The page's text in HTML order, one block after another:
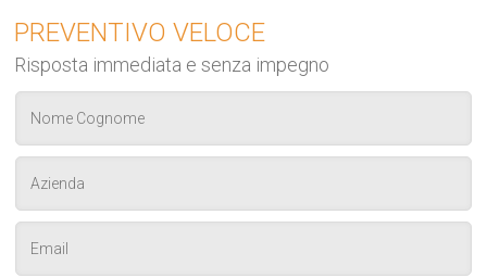
PREVENTIVO VELOCE
Risposta immediata e senza impegno